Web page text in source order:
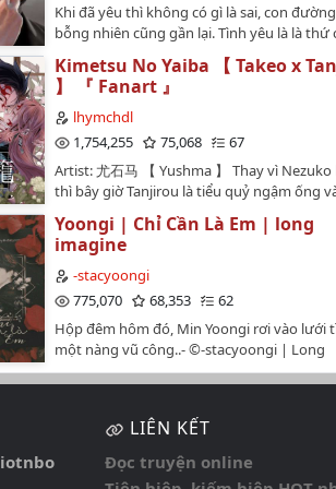
Khi đã yêu thì không có gì là sai, con
bỗng nhiên cũng gần lại. Tình yêu là là thứ
trong đó bạn mới hiểu được đó là hạnh
đau khổ. Trích lời của giáo sư Kim: "Tôi
tình yêu của phụ nữ. Nhưng tôi tin có thể
rất tốt."Đôi khi chợt nhận ra người đó
cùng mình đi hết con đường, mà chỉ để
không hề hay biết..Begin : 6/3/2020End :
11/4/2020Rank : #2-longfic• Chuyển ver •…
Kimetsu No Yaiba 【 Takeo x
】 『 Fanart 』
lhymchdl
1,754,255
75,068
67
Artist: 尤石马 【 Yushma 】 Thay vì Nezuko
thì bây giờ Tanjirou là tiểu quỷ ngậm ống
thì luôn theo sát bảo vệ anh mình. Lạ thay
không chỉ đơn giản là tình anh em đơn
ý: không được đem đi đâu vì chưa có sự cho
từ tác giả.…
Yoongi | Chỉ Cần Là Em | long
imagine
-stacyoongi
775,070
68,353
62
Hộp đêm hôm đó, Min Yoongi rơi vào lưới
một nàng vũ công..- ©️-stacyoongi | Long
fanfiction- Min Yoongi x You | H included -
rank #5 fanfiction | #1 yoongi | #1 suga-
mang đi đâu or chuyển ver mà không có sự
iotnbo
LIÊN KẾT
Đọc truyện online